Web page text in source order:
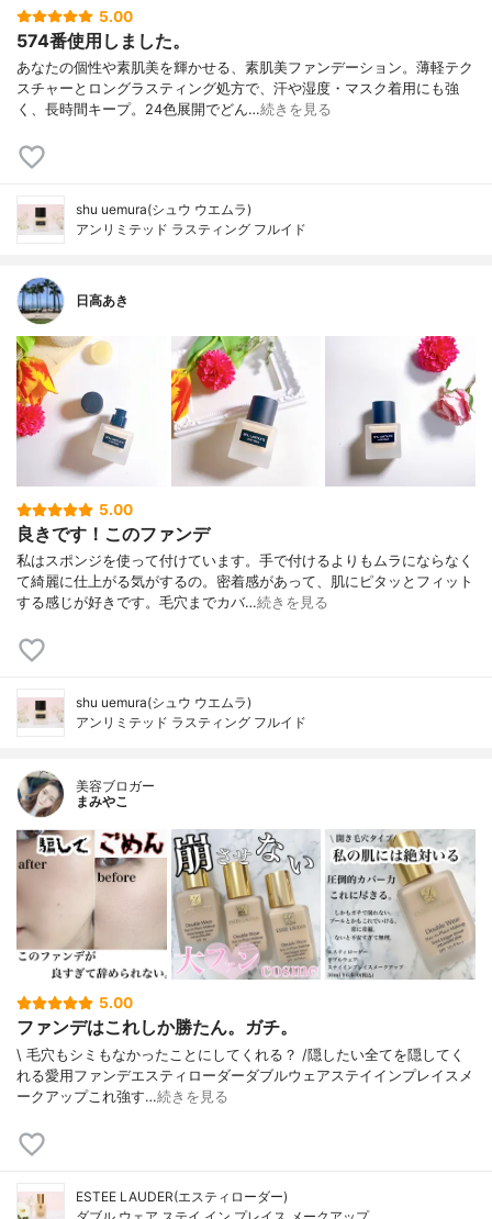
5.00
574番使用しました。
あなたの個性や素肌美を輝かせる、素肌美ファンデーション。薄軽テク
スチャーとロングラスティング処方で、汗や湿度・マスク着用にも強
く、長時間キープ。24色展開でどん…続きを見る
shu uemura(シュウ ウエムラ)
アンリミテッド ラスティング フルイド
日高あき
5.00
良きです！このファンデ
私はスポンジを使って付けています。手で付けるよりもムラにならなく
て綺麗に仕上がる気がするの。密着感があって、肌にピタッとフィット
する感じが好きです。毛穴までカバ…続きを見る
shu uemura(シュウ ウエムラ)
アンリミテッド ラスティング フルイド
美容ブロガー
まみやこ
5.00
ファンデはこれしか勝たん。ガチ。
\ 毛穴もシミもなかったことにしてくれる？ /⁡⁡隠したい全てを隠してく
れる愛用ファンデ⁡エスティローダーダブルウェアステイインプレイスメ
ークアップ⁡⁡これ強す…続きを見る
ESTEE LAUDER(エスティローダー)